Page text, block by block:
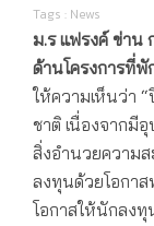
Tags : News
ม.ร แฟรงค์ ข่าน
ด้านโครงการที่พั
ให้ความเห็นว่า
ชาติ เนื่องจากมี
สิ่งอำนวยความส
ลงทุนด้วยโอกาส
โอกาสให้นักลงทุ